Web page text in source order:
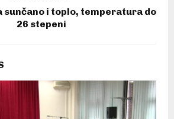
sunčano i toplo, temperatura do
26 stepeni